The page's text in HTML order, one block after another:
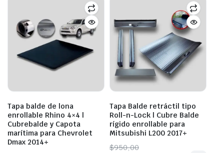
Tapa balde de lona
enrollable Rhino 4×4 |
Cubrebalde y Capota
marítima para Chevrolet
Dmax 2014+
Tapa Balde retráctil tipo
Roll-n-Lock | Cubre Balde
rígido enrollable para
Mitsubishi L200 2017+
$950,00
Original
Current